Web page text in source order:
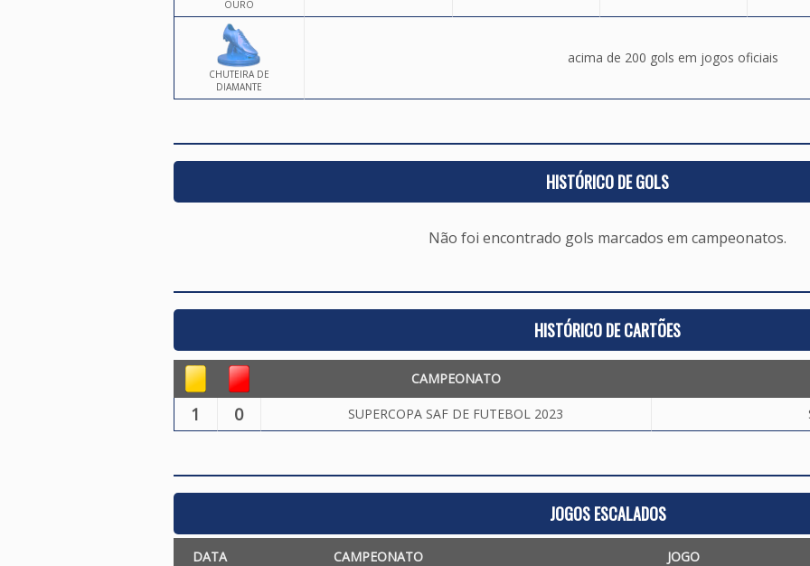
OURO
CHUTEIRA DE
DIAMANTE
acima de 200 gols em jogos oficiais
HISTÓRICO DE GOLS
Não foi encontrado gols marcados em campeonatos.
HISTÓRICO DE CARTÕES
CAMPEONATO
1 0 SUPERCOPA SAF DE FUTEBOL 2023
JOGOS ESCALADOS
DATA CAMPEONATO JOGO